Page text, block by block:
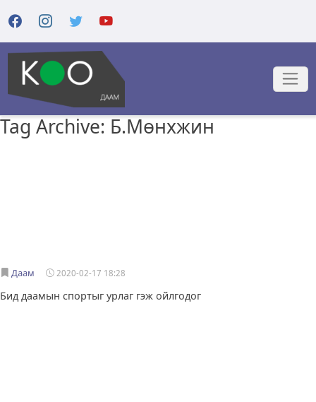
Tag Archive: Б.Мөнхжин
Даам 2020-02-17 18:28
Бид даамын спортыг урлаг гэж ойлгодог